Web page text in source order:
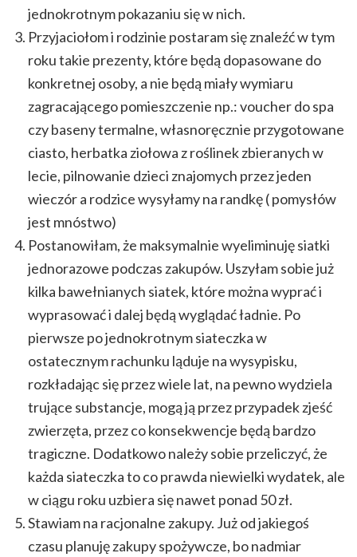
jednokrotnym pokazaniu się w nich.
Przyjaciołom i rodzinie postaram się znaleźć w tym
roku takie prezenty, które będą dopasowane do
konkretnej osoby, a nie będą miały wymiaru
zagracającego pomieszczenie np.: voucher do spa
czy baseny termalne, własnoręcznie przygotowane
ciasto, herbatka ziołowa z roślinek zbieranych w
lecie, pilnowanie dzieci znajomych przez jeden
wieczór a rodzice wysyłamy na randkę ( pomysłów
jest mnóstwo)
Postanowiłam, że maksymalnie wyeliminuję siatki
jednorazowe podczas zakupów. Uszyłam sobie już
kilka bawełnianych siatek, które można wyprać i
wyprasować i dalej będą wyglądać ładnie. Po
pierwsze po jednokrotnym siateczka w
ostatecznym rachunku ląduje na wysypisku,
rozkładając się przez wiele lat, na pewno wydziela
trujące substancje, mogą ją przez przypadek zjeść
zwierzęta, przez co konsekwencje będą bardzo
tragiczne. Dodatkowo należy sobie przeliczyć, że
każda siateczka to co prawda niewielki wydatek, ale
w ciągu roku uzbiera się nawet ponad 50 zł.
Stawiam na racjonalne zakupy. Już od jakiegoś
czasu planuję zakupy spożywcze, bo nadmiar